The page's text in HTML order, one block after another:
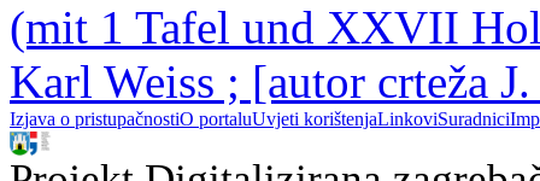
(mit 1 Tafel und XXVII
Karl Weiss ; [autor crteža
Izjava o pristupačnostiO portaluUvjeti korištenjaLinkoviSuradnici